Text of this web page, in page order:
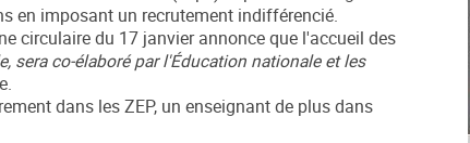
en imposant un recrutement indifférencié.
circulaire du 17 janvier annonce que l'accueil des
sera co-élaboré par l'Éducation nationale et les
dans les ZEP, un enseignant de plus dans